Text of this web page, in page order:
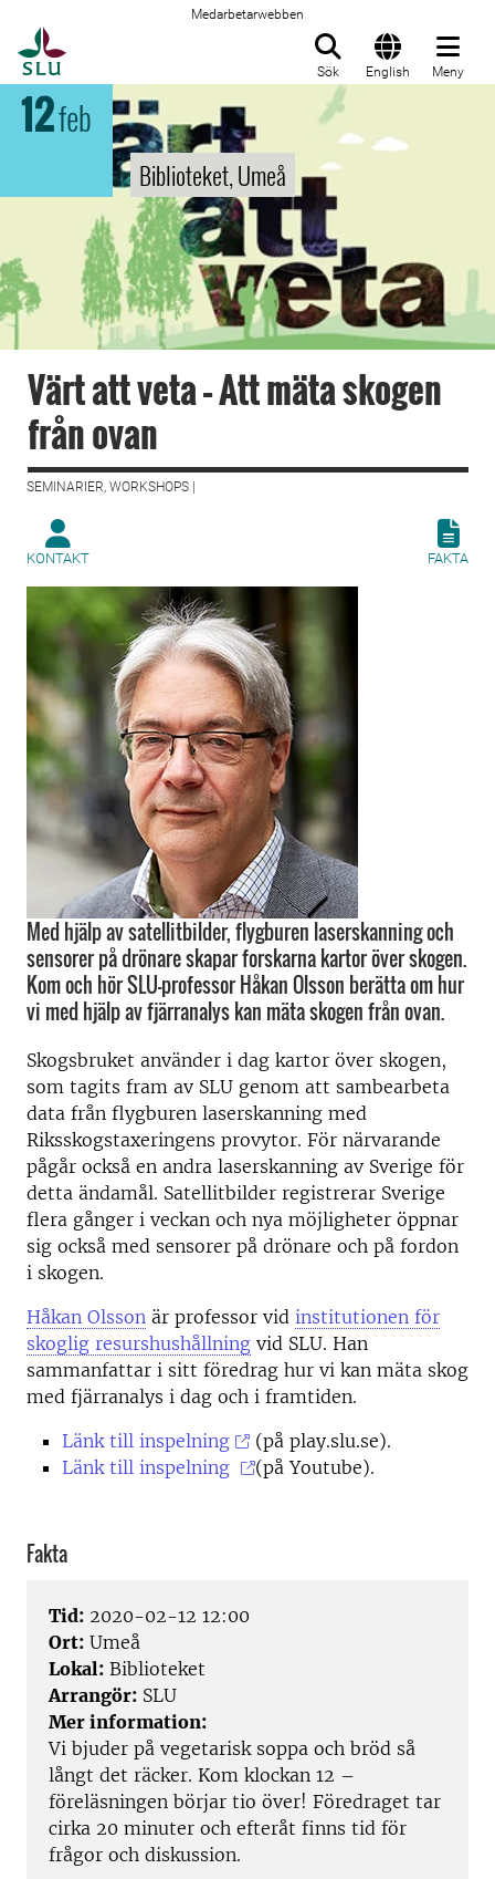
Medarbetarwebben
Sök English Meny
12feb
Biblioteket, Umeå
Värt att veta – Att mäta skogen
från ovan
SEMINARIER, WORKSHOPS |
KONTAKT FAKTA
Med hjälp av satellitbilder, flygburen laserskanning och
sensorer på drönare skapar forskarna kartor över skogen.
Kom och hör SLU-professor Håkan Olsson berätta om hur
vi med hjälp av fjärranalys kan mäta skogen från ovan.
Skogsbruket använder i dag kartor över skogen,
som tagits fram av SLU genom att sambearbeta
data från flygburen laserskanning med
Riksskogstaxeringens provytor. För närvarande
pågår också en andra laserskanning av Sverige för
detta ändamål. Satellitbilder registrerar Sverige
flera gånger i veckan och nya möjligheter öppnar
sig också med sensorer på drönare och på fordon
i skogen.
Håkan Olsson är professor vid institutionen för
skoglig resurshushållning vid SLU. Han
sammanfattar i sitt föredrag hur vi kan mäta skog
med fjärranalys i dag och i framtiden.
Länk till inspelning
(på play.slu.se).
Länk till inspelning
(på Youtube).
Fakta
Tid: 2020-02-12 12:00
Ort: Umeå
Lokal: Biblioteket
Arrangör: SLU
Mer information:
Vi bjuder på vegetarisk soppa och bröd så
långt det räcker. Kom klockan 12 –
föreläsningen börjar tio över! Föredraget tar
cirka 20 minuter och efteråt finns tid för
frågor och diskussion.